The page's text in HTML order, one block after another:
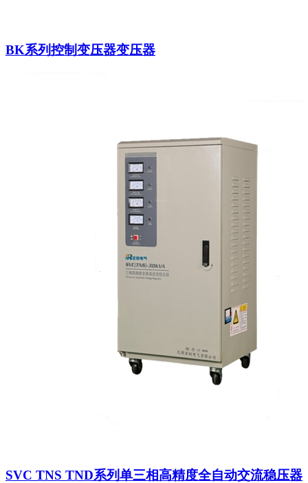
BK系列控制变压器变压器
SVC TNS TND系列单三相高精度全自动交流稳压器